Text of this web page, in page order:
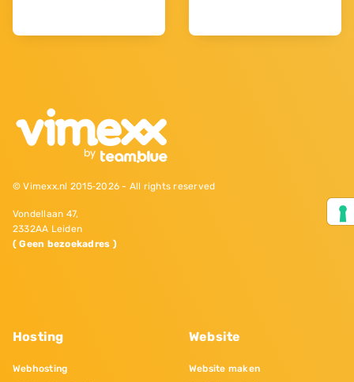
© Vimexx.nl 2015‐2026 - All rights reserved
Vondellaan 47,
2332AA Leiden
( Geen bezoekadres )
Hosting
Webhosting
Website
Website maken